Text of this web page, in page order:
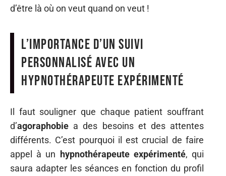
d’être là où on veut quand on veut !
L’importance d’un suivi
personnalisé avec un
hypnothérapeute expérimenté
Il faut souligner que chaque patient souffrant
d’agoraphobie a des besoins et des attentes
différents. C’est pourquoi il est crucial de faire
appel à un hypnothérapeute expérimenté, qui
saura adapter les séances en fonction du profil